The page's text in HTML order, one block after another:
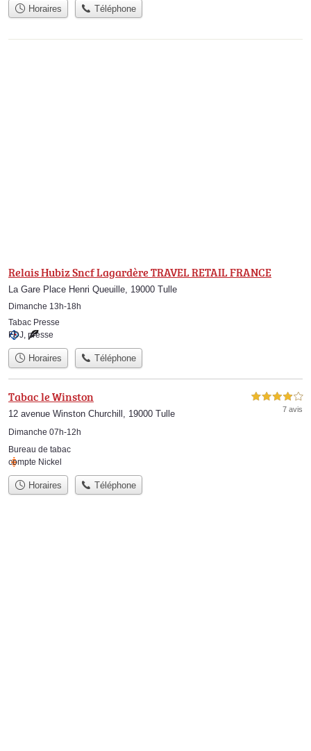
Horaires Téléphone
Relais Hubiz Sncf Lagardère TRAVEL RETAIL FRANCE
La Gare Place Henri Queuille, 19000 Tulle
Dimanche 13h-18h
Tabac Presse
FDJ, presse
Horaires Téléphone
Tabac le Winston
12 avenue Winston Churchill, 19000 Tulle
Dimanche 07h-12h
4,0 étoiles sur 5
7 avis
Bureau de tabac
compte Nickel
Horaires Téléphone